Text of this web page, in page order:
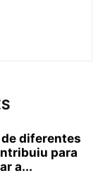
de diferentes
para
a...